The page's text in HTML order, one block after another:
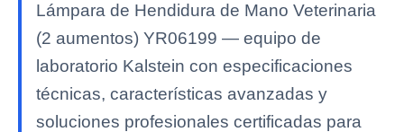
Lámpara de Hendidura de Mano Veterinaria
(2 aumentos) YR06199 — equipo de
laboratorio Kalstein con especificaciones
técnicas, características avanzadas y
soluciones profesionales certificadas para